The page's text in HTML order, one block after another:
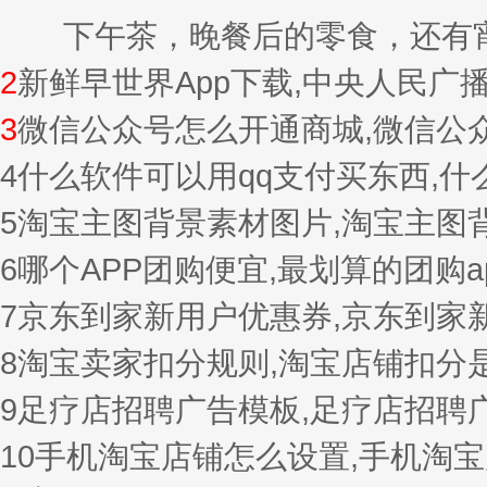
下午茶，晚餐后的零食，还有
2新鲜早世界App下载,中央人民广
3微信公众号怎么开通商城,微信公
4什么软件可以用qq支付买东西,什
5淘宝主图背景素材图片,淘宝主图
6哪个APP团购便宜,最划算的团购
7京东到家新用户优惠券,京东到家
8淘宝卖家扣分规则,淘宝店铺扣分
9足疗店招聘广告模板,足疗店招聘
10手机淘宝店铺怎么设置,手机淘